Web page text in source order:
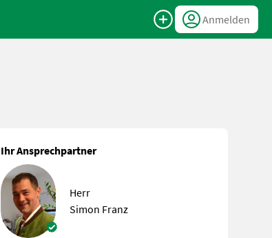
Anmelden
Ihr Ansprechpartner
Herr
Simon Franz